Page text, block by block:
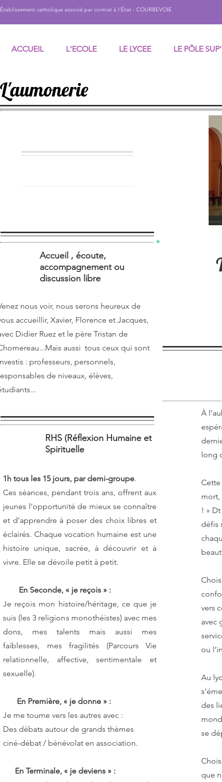
Établissement catholique associé par contrat à l’État - COURBEVOIE
ACCUEIL L'ECOLE LE LYCEE LE PÔLE SUP'
L'aumonerie
Accueil , écoute,
accompagnement ou
discussion libre
nous voir, nous serons heureux de
accueillir, Xavier, Florence et Jacques,
Didier Ruez et le père Tristan de
aussi tous ceux qui sont
: professeurs, personnels,
de niveaux, élèves,
RHS (Réflexion Humaine et
Spirituelle
1h tous les 15 jours, par demi-groupe.
Ces séances, pendant trois ans, offrent aux
jeunes l’opportunité de mieux se connaître
et d’apprendre à poser des choix libres et
éclairés. Chaque vocation humaine est une
histoire unique, sacrée, à découvrir et à
vivre. Elle se dévoile petit à petit.
En Seconde, « je reçois » :
Je reçois mon histoire/héritage, ce que je
suis (les 3 religions monothéistes) avec mes
dons, mes talents mais aussi mes
faiblesses, mes fragilités (Parcours Vie
relationnelle, affective, sentimentale et
sexuelle).
En Première, « je donne » :
Je me tourne vers les autres avec :
Des débats autour de grands thèmes
ciné-débat / bénévolat en association.
En Terminale, « je deviens » :
À
long
mort,
! »
défis
vers
avec
ou
Au
des
se
que